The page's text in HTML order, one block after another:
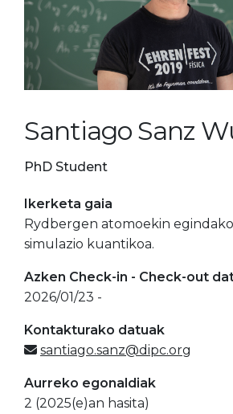
Santiago Sanz
PhD Student
Ikerketa gaia
Rydbergen atomoekin
simulazio kuantikoa.
Azken Check-in - Check-out
2026/01/23 -
Kontakturako datuak
santiago.sanz@dipc.org
Aurreko egonaldiak
2 (2025(e)an hasita)